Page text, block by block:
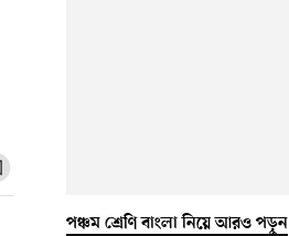
পঞ্চম শ্রেণি বাংলা নিয়ে আরও পড়ুন